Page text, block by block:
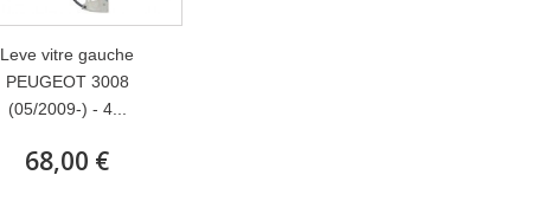
Leve vitre gauche
PEUGEOT 3008
(05/2009-) - 4...
68,00 €